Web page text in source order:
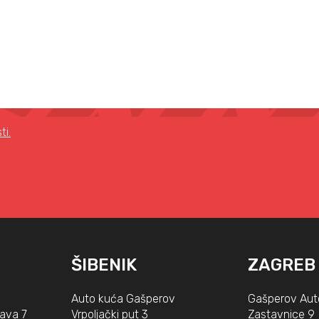
7
ŠIBENIK
Auto kuća Gašperov
Vrpoljački put 3
ZAGREB
Gašperov
Zastavnice 9